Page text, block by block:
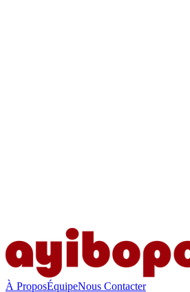
À ProposÉquipeNous Contacter